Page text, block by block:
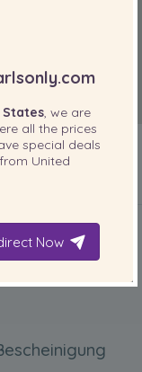
, we are
all the prices
special deals
United
Now